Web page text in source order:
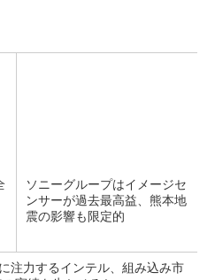
ソニーグループはイメージセ
ンサーが過去最高益、熊本地
震の影響も限定的
注力するインテル、組み込み市